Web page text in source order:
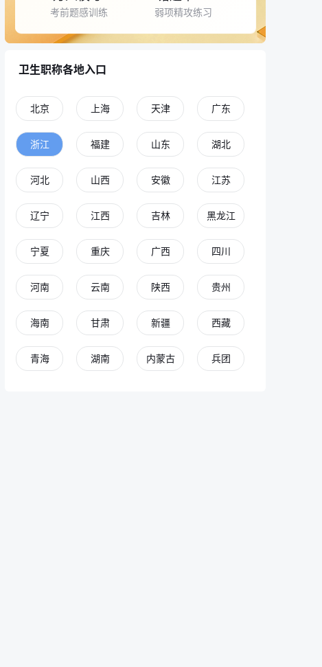
考前题感训练 弱项精攻练习
卫生职称各地入口
北京 上海 天津 广东
浙江 福建 山东 湖北
河北 山西 安徽 江苏
辽宁 江西 吉林 黑龙江
宁夏 重庆 广西 四川
河南 云南 陕西 贵州
海南 甘肃 新疆 西藏
青海 湖南 内蒙古 兵团